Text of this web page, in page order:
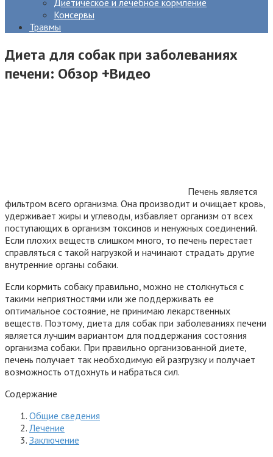
Диетическое и лечебное кормление
Консервы
Травмы
Диета для собак при заболеваниях
печени: Обзор +Видео
Печень является
фильтром всего организма. Она производит и очищает кровь,
удерживает жиры и углеводы, избавляет организм от всех
поступающих в организм токсинов и ненужных соединений.
Если плохих веществ слишком много, то печень перестает
справляться с такой нагрузкой и начинают страдать другие
внутренние органы собаки.
Если кормить собаку правильно, можно не столкнуться с
такими неприятностями или же поддерживать ее
оптимальное состояние, не принимаю лекарственных
веществ. Поэтому, диета для собак при заболеваниях печени
является лучшим вариантом для поддержания состояния
организма собаки. При правильно организованной диете,
печень получает так необходимую ей разгрузку и получает
возможность отдохнуть и набраться сил.
Содержание
Общие сведения
Лечение
Заключение